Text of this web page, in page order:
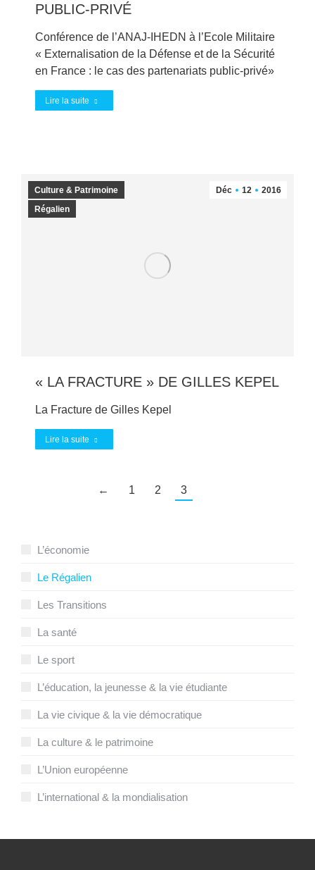
PUBLIC-PRIVÉ
Conférence de l’ANAJ-IHEDN à l’Ecole Militaire
« Externalisation de la Défense et de la Sécurité
en France : le cas des partenariats public-privé»
Lire la suite
Déc 12 2016
Culture & Patrimoine
Régalien
« LA FRACTURE » DE GILLES KEPEL
La Fracture de Gilles Kepel
Lire la suite
← 1 2 3
L’économie
Le Régalien
Les Transitions
La santé
Le sport
L’éducation, la jeunesse & la vie étudiante
La vie civique & la vie démocratique
La culture & le patrimoine
L’Union européenne
L’international & la mondialisation